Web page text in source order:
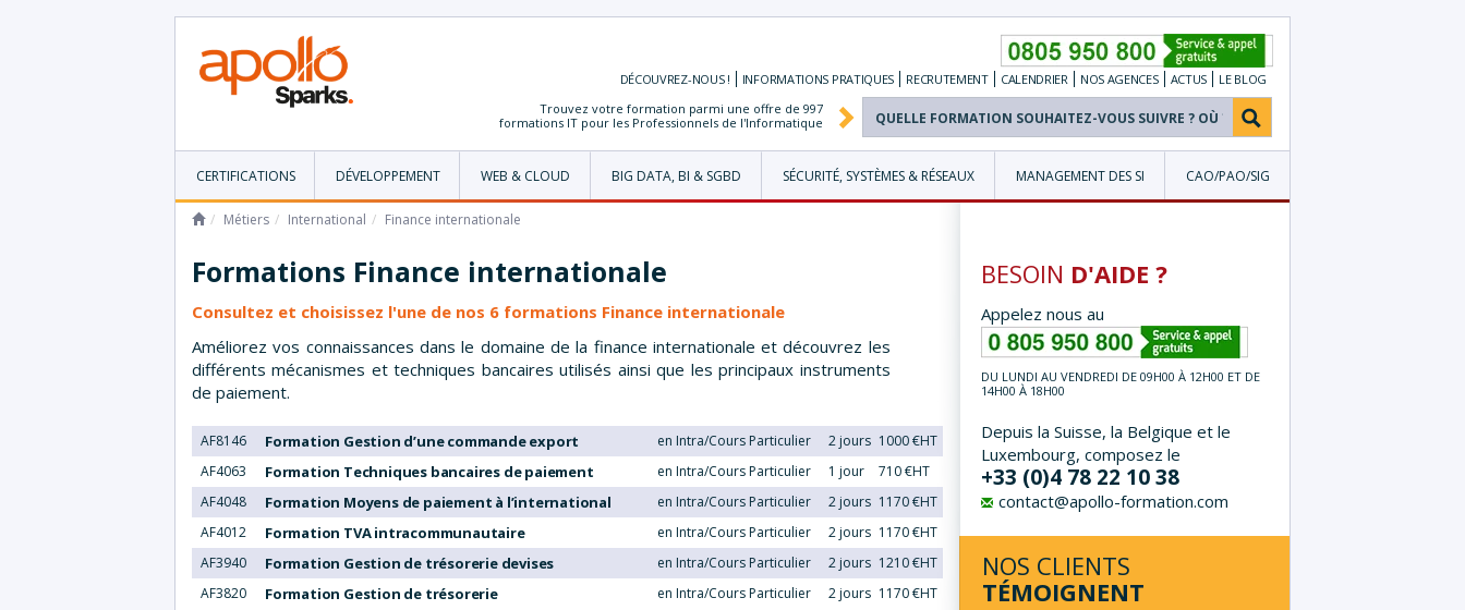
DÉCOUVREZ-NOUS ! INFORMATIONS PRATIQUES RECRUTEMENT CALENDRIER NOS AGENCES ACTUS
LE BLOG
Trouvez votre formation parmi une offre de 997
formations IT pour les Professionnels de l'Informatique
CERTIFICATIONS DÉVELOPPEMENT WEB & CLOUD BIG DATA, BI & SGBD SÉCURITÉ, SYSTÈMES & RÉSEAUX MANAGEMENT DES SI CAO/PAO/SIG
Métiers International Finance internationale
Formations Finance internationale
Consultez et choisissez l'une de nos 6 formations Finance internationale
Améliorez vos connaissances dans le domaine de la finance internationale et découvrez les
différents mécanismes et techniques bancaires utilisés ainsi que les principaux instruments
de paiement.
AF8146 Formation Gestion d’une commande export en Intra/Cours Particulier 2 jours 1000 €HT
AF4063
Formation Techniques bancaires de paiement en Intra/Cours Particulier 1 jour
710 €HT
AF4048
Formation Moyens de paiement à l’international en Intra/Cours Particulier 2 jours 1170 €HT
AF4012
Formation TVA intracommunautaire en Intra/Cours Particulier 2 jours 1170 €HT
AF3940
Formation Gestion de trésorerie devises en Intra/Cours Particulier 2 jours 1210 €HT
AF3820
Formation Gestion de trésorerie en Intra/Cours Particulier 2 jours 1170 €HT
BESOIN D'AIDE ?
Appelez nous au
DU LUNDI AU VENDREDI DE 09H00 À 12H00 ET DE
14H00 À 18H00
Depuis la Suisse, la Belgique et le
Luxembourg, composez le
+33 (0)4 78 22 10 38
contact@apollo-formation.com
NOS CLIENTS
TÉMOIGNENT